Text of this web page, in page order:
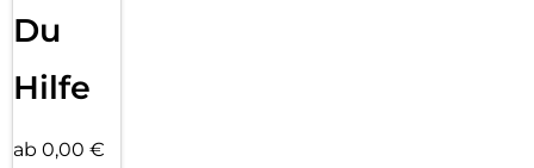
Du
Hilfe
ab 0,00 €